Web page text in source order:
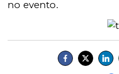
no evento.